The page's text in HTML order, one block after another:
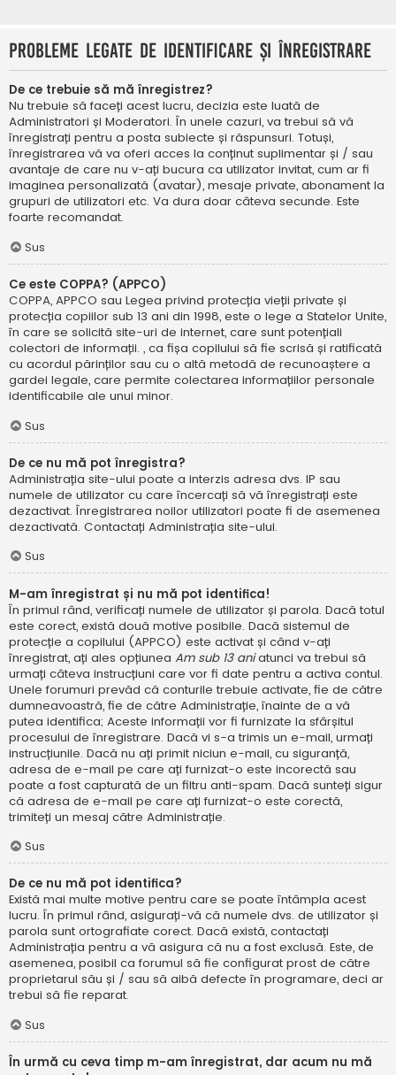
Probleme legate de identificare și înregistrare
De ce trebuie să mă înregistrez?
Nu trebuie să faceți acest lucru, decizia este luată de
Administratori și Moderatori. În unele cazuri, va trebui să vă
înregistrați pentru a posta subiecte și răspunsuri. Totuși,
înregistrarea vă va oferi acces la conținut suplimentar și / sau
avantaje de care nu v-ați bucura ca utilizator invitat, cum ar fi
imaginea personalizată (avatar), mesaje private, abonament la
grupuri de utilizatori etc. Va dura doar câteva secunde. Este
foarte recomandat.
Sus
Ce este COPPA? (APPCO)
COPPA, APPCO sau Legea privind protecția vieții private și
protecția copiilor sub 13 ani din 1998, este o lege a Statelor Unite,
în care se solicită site-uri de internet, care sunt potențiali
colectori de informații. , ca fișa copilului să fie scrisă și ratificată
cu acordul părinților sau cu o altă metodă de recunoaștere a
gardei legale, care permite colectarea informațiilor personale
identificabile ale unui minor.
Sus
De ce nu mă pot înregistra?
Administrația site-ului poate a interzis adresa dvs. IP sau
numele de utilizator cu care încercați să vă înregistrați este
dezactivat. Înregistrarea noilor utilizatori poate fi de asemenea
dezactivată. Contactați Administrația site-ului.
Sus
M-am înregistrat și nu mă pot identifica!
În primul rând, verificați numele de utilizator și parola. Dacă totul
este corect, există două motive posibile. Dacă sistemul de
protecție a copilului (APPCO) este activat și când v-ați
înregistrat, ați ales opțiunea Am sub 13 aniatunci va trebui să
urmați câteva instrucțiuni care vor fi date pentru a activa contul.
Unele forumuri prevăd că conturile trebuie activate, fie de către
dumneavoastră, fie de către Administrație, înainte de a vă
putea identifica; Aceste informații vor fi furnizate la sfârșitul
procesului de înregistrare. Dacă vi s-a trimis un e-mail, urmați
instrucțiunile. Dacă nu ați primit niciun e-mail, cu siguranță,
adresa de e-mail pe care ați furnizat-o este incorectă sau
poate a fost capturată de un filtru anti-spam. Dacă sunteți sigur
că adresa de e-mail pe care ați furnizat-o este corectă,
trimiteți un mesaj către Administrație.
Sus
De ce nu mă pot identifica?
Există mai multe motive pentru care se poate întâmpla acest
lucru. În primul rând, asigurați-vă că numele dvs. de utilizator și
parola sunt ortografiate corect. Dacă există, contactați
Administrația pentru a vă asigura că nu a fost exclusă. Este, de
asemenea, posibil ca forumul să fie configurat prost de către
proprietarul său și / sau să aibă defecte în programare, deci ar
trebui să fie reparat.
Sus
În urmă cu ceva timp m-am înregistrat, dar acum nu mă